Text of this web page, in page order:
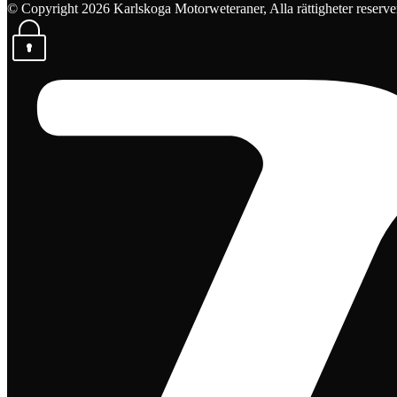
© Copyright 2026 Karlskoga Motorweteraner, Alla rättigheter